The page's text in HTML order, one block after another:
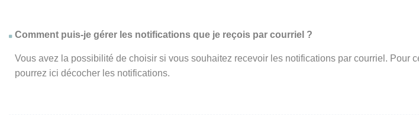
Comment puis-je gérer les notifications que je reçois par courriel ?
Vous avez la possibilité de choisir si vous souhaitez recevoir les notifications par courriel.
pourrez ici décocher les notifications.